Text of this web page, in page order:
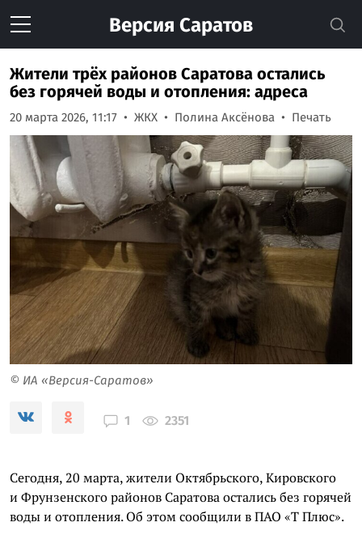
Версия Саратов
Жители трёх районов Саратова остались
без горячей воды и отопления: адреса
20 марта 2026, 11:17 ЖКХ Полина Аксёнова Печать
© ИА «Версия-Саратов»
1 2351
Сегодня, 20 марта, жители Октябрьского, Кировского
и Фрунзенского районов Саратова остались без горячей
воды и отопления. Об этом сообщили в ПАО «Т Плюс».